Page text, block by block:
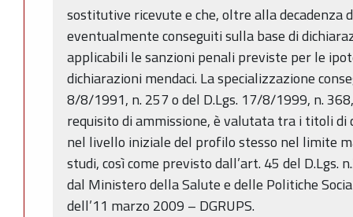
sostitutive ricevute e che, oltre alla decadenza
eventualmente conseguiti sulla base di
applicabili le sanzioni penali previste per le
dichiarazioni mendaci. La specializzazione
8/8/1991, n. 257 o del D.Lgs. 17/8/1999, n.
requisito di ammissione, è valutata tra i titoli
nel livello iniziale del profilo stesso nel limite
studi, così come previsto dall’art. 45 del
dal Ministero della Salute e delle Politiche
dell’11 marzo 2009 – DGRUPS.